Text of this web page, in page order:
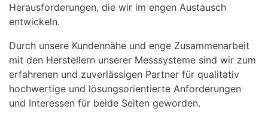
Herausforderungen, die wir im engen Austausch
entwickeln.
Durch unsere Kundennähe und enge Zusammenarbeit
mit den Herstellern unserer Messsysteme sind wir zum
erfahrenen und zuverlässigen Partner für qualitativ
hochwertige und lösungsorientierte Anforderungen
und Interessen für beide Seiten geworden.